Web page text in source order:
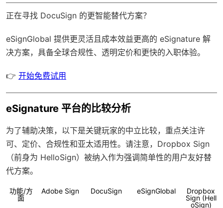
正在寻找 DocuSign 的更智能替代方案？
eSignGlobal 提供更灵活且成本效益更高的 eSignature 解
决方案，具备全球合规性、透明定价和更快的入职体验。
👉 开始免费试用
eSignature 平台的比较分析
为了辅助决策，以下是关键玩家的中立比较，重点关注许
可、定价、合规性和亚太适用性。请注意，Dropbox Sign
（前身为 HelloSign）被纳入作为强调简单性的用户友好替
代方案。
功能/方
面
Adobe Sign DocuSign eSignGlobal
Dropbox
Sign (Hell
oSign)